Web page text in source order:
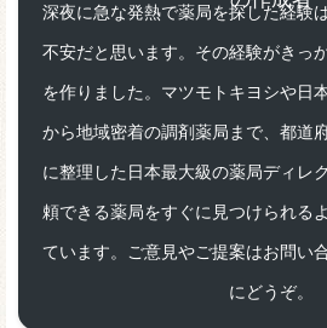
深夜に急な発熱で薬局を探した経験
不安だと思います。その経験がきっ
を作りました。マツモトキヨシや日
から地域密着の調剤薬局まで、都道
に整理した日本最大級の薬局ディレ
頼できる薬局をすぐに見つけられる
ています。ご意見やご提案はお問い
にどうぞ。